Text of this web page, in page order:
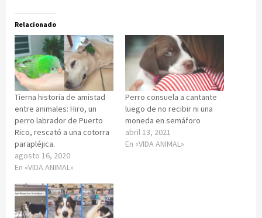
Relacionado
Tierna historia de amistad
entre animales: Hiro, un
perro labrador de Puerto
Rico, rescató a una cotorra
parapléjica.
agosto 16, 2020
En «VIDA ANIMAL»
Perro consuela a cantante
luego de no recibir ni una
moneda en semáforo
abril 13, 2021
En «VIDA ANIMAL»